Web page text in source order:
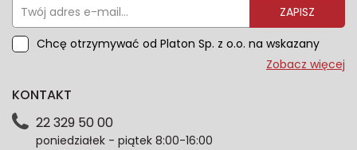
ZAPISZ
Chcę otrzymywać od Platon Sp. z o.o. na wskazany
przeze mnie adres e-mail informacje marketingowe
dotyczące danych osobowych znajdziesz w naszej
każdym czasie. Wycofanie zgody nie wpłynie na
zgodność z prawem przetwarzania dokonanego przed
Zobacz więcej
KONTAKT
22 329 50 00
poniedziałek - piątek 8:00-16:00